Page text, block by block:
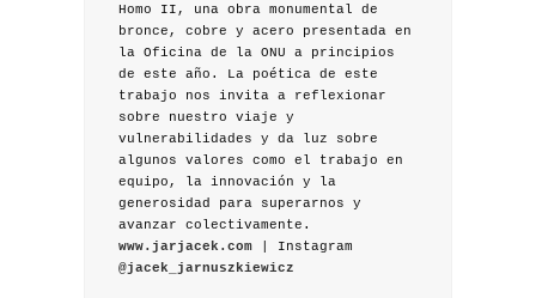
Homo II, una obra monumental de
bronce, cobre y acero presentada en
la Oficina de la ONU a principios
de este año. La poética de este
trabajo nos invita a reflexionar
sobre nuestro viaje y
vulnerabilidades y da luz sobre
algunos valores como el trabajo en
equipo, la innovación y la
generosidad para superarnos y
avanzar colectivamente.
www.jarjacek.com | Instagram
@jacek_jarnuszkiewicz